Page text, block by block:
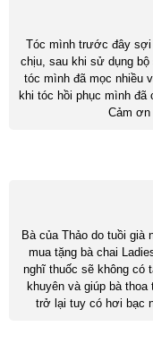
Tóc mình trước đây sợi
chịu, sau khi sử dụng bộ
tóc mình đã mọc nhiều
khi tóc hồi phục mình
Cảm
Bà của Thảo do tuồi già
mua tặng bà chai
nghĩ thuốc sẽ không có
khuyên và giúp bà
trở lại tuy có hơi bạc